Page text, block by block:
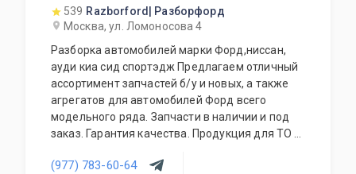
539 Razborford| Разборфорд
Москва, ул. Ломоносова 4
Разборка автомобилей марки Форд,ниссан,
ауди киа сид спортэдж Предлагаем отличный
ассортимент запчастей б/у и новых, а также
агрегатов для автомобилей Форд всего
модельного ряда. Запчасти в наличии и под
заказ. Гарантия качества. Продукция для ТО и
автомобилей. Доступные цены. Работа с
(977) 783-60-64